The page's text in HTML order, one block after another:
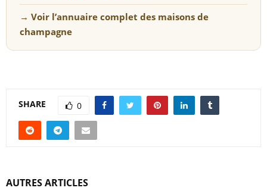
→ Voir l’annuaire complet des maisons de
champagne
SHARE 0
AUTRES ARTICLES